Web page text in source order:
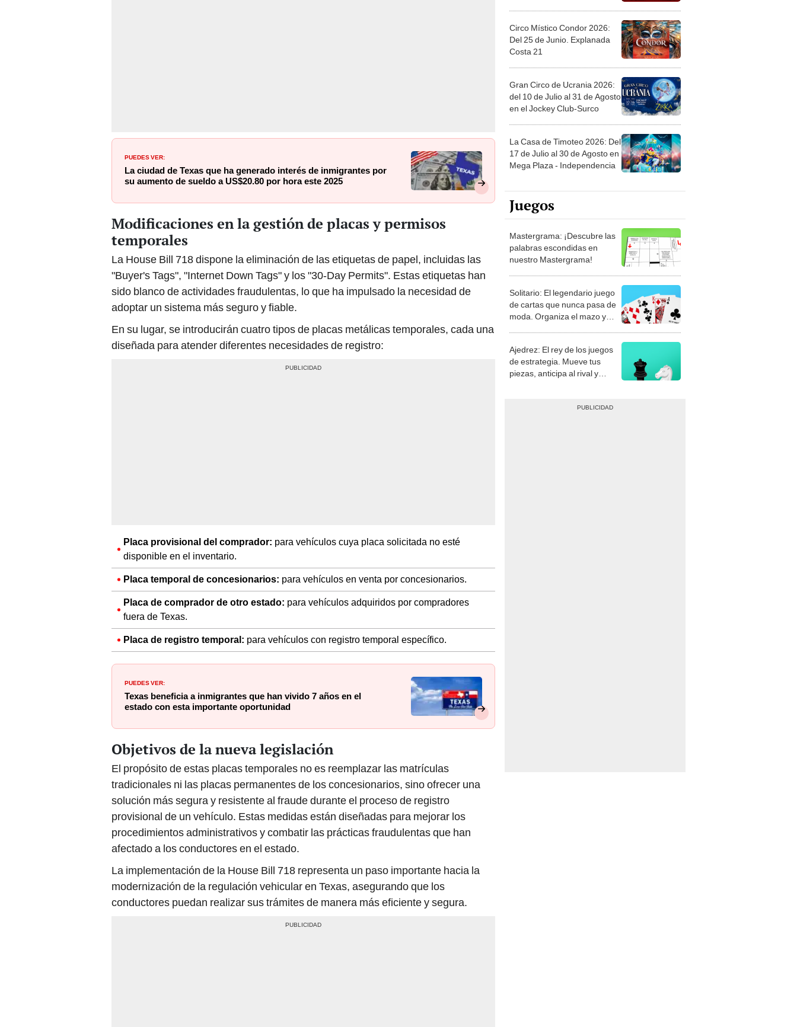
PUEDES VER:
La ciudad de Texas que ha generado interés de inmigrantes por
su aumento de sueldo a US$20.80 por hora este 2025
Modificaciones en la gestión de placas y permisos
temporales
La House Bill 718 dispone la eliminación de las etiquetas de papel, incluidas las
"Buyer's Tags", "Internet Down Tags" y los "30-Day Permits". Estas etiquetas han
sido blanco de actividades fraudulentas, lo que ha impulsado la necesidad de
adoptar un sistema más seguro y fiable.
En su lugar, se introducirán cuatro tipos de placas metálicas temporales, cada una
diseñada para atender diferentes necesidades de registro:
Placa provisional del comprador: para vehículos cuya placa solicitada no esté
disponible en el inventario.
Placa temporal de concesionarios: para vehículos en venta por concesionarios.
Placa de comprador de otro estado: para vehículos adquiridos por compradores
fuera de Texas.
Placa de registro temporal: para vehículos con registro temporal específico.
PUEDES VER:
Texas beneficia a inmigrantes que han vivido 7 años en el
estado con esta importante oportunidad
Objetivos de la nueva legislación
El propósito de estas placas temporales no es reemplazar las matrículas
tradicionales ni las placas permanentes de los concesionarios, sino ofrecer una
solución más segura y resistente al fraude durante el proceso de registro
provisional de un vehículo. Estas medidas están diseñadas para mejorar los
procedimientos administrativos y combatir las prácticas fraudulentas que han
afectado a los conductores en el estado.
La implementación de la House Bill 718 representa un paso importante hacia la
modernización de la regulación vehicular en Texas, asegurando que los
conductores puedan realizar sus trámites de manera más eficiente y segura.
Circo Místico Condor 2026:
Del 25 de Junio. Explanada
Costa 21
Gran Circo de Ucrania 2026:
del 10 de Julio al 31 de Agosto
en el Jockey Club-Surco
La Casa de Timoteo 2026: Del
17 de Julio al 30 de Agosto en
Mega Plaza - Independencia
Juegos
Mastergrama: ¡Descubre las
palabras escondidas en
nuestro Mastergrama!
Solitario: El legendario juego
de cartas que nunca pasa de
moda. Organiza el mazo y
Ajedrez: El rey de los juegos
de estrategia. Mueve tus
piezas, anticipa al rival y